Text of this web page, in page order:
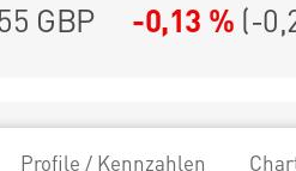
GBP -0,13 % (-
Profile / Kennzahlen